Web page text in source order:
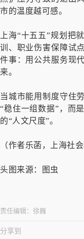
市的温度越可感。
上海“十五五”规划把
训、职业伤害保障试
件事：用公共服务现
来。
当城市能用制度守住
“稳住一组数据”，而
的“人文尺度”。
（作者乐菡，上海社
头图来源：图虫
责任编辑： 徐巍
分享到